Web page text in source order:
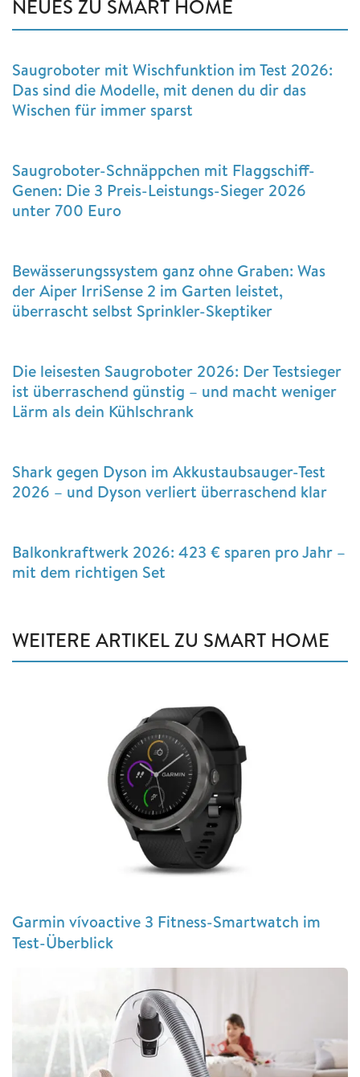
NEUES ZU SMART HOME
Saugroboter mit Wischfunktion im Test 2026:
Das sind die Modelle, mit denen du dir das
Wischen für immer sparst
Saugroboter-Schnäppchen mit Flaggschiff-
Genen: Die 3 Preis-Leistungs-Sieger 2026
unter 700 Euro
Bewässerungssystem ganz ohne Graben: Was
der Aiper IrriSense 2 im Garten leistet,
überrascht selbst Sprinkler-Skeptiker
Die leisesten Saugroboter 2026: Der Testsieger
ist überraschend günstig – und macht weniger
Lärm als dein Kühlschrank
Shark gegen Dyson im Akkustaubsauger-Test
2026 – und Dyson verliert überraschend klar
Balkonkraftwerk 2026: 423 € sparen pro Jahr –
mit dem richtigen Set
WEITERE ARTIKEL ZU SMART HOME
Garmin vívoactive 3 Fitness-Smartwatch im
Test-Überblick